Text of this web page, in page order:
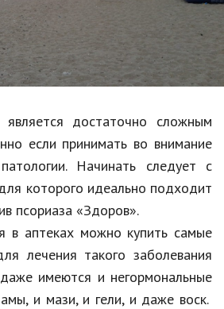
является достаточно сложным
если принимать во внимание
Начинать следует с
которого идеально подходит
псориаза «Здоров».
в аптеках можно купить самые
лечения такого заболевания
имеются и негормональные
и мази, и гели, и даже воск.